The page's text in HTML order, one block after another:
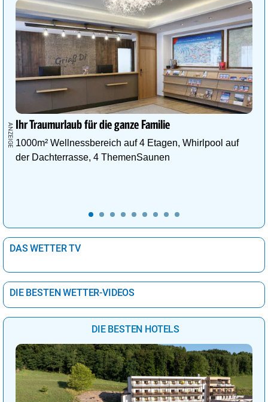
Ihr Traumurlaub für die ganze Familie
1000m² Wellnessbereich auf 4 Etagen, Whirlpool auf
der Dachterrasse, 4 ThemenSaunen
DAS WETTER TV
DIE BESTEN WETTER-VIDEOS
DIE BESTEN HOTELS